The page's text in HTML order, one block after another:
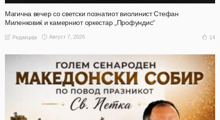
Магична вечер со светски познатиот виолинист Стефан
Миленковиќ и камерниот оркестар „Профундис“
Редакција Август 7, 2026 14